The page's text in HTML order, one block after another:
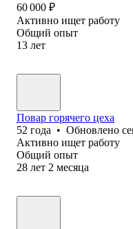
60 000 ₽
Активно ищет работу
Общий опыт
13 лет
Повар горячего цеха
52 года • Обновлено
Активно ищет работу
Общий опыт
28 лет 2 месяца